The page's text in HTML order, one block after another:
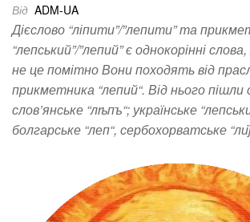
Від ADM-UA
Дієслово “ліпити”/”лепити” та
“лепський”/”лепий” є однокорінні
не це помітно Вони походять від
прикметника “лепий“. Від нього
слов’янське “лѣпъ“; українське
болгарське “леп“, сербохорватське